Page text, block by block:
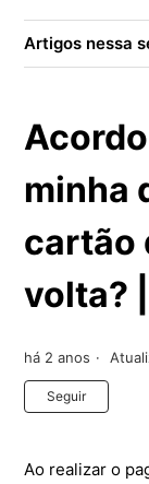
Artigos nessa
minha
cartão
volta?
há 2 anos
Seguir
Ao realizar o